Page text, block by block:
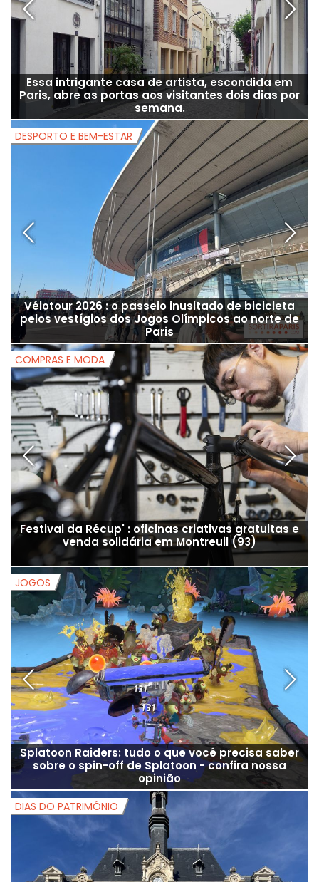
Essa intrigante casa de artista, escondida em
Paris, abre as portas aos visitantes dois dias por
semana.
Vélotour 2026 : o passeio inusitado de bicicleta
pelos vestígios dos Jogos Olímpicos ao norte de
Paris
DESPORTO E BEM-ESTAR
Festival da Récup' : oficinas criativas gratuitas e
venda solidária em Montreuil (93)
COMPRAS E MODA
Splatoon Raiders: tudo o que você precisa saber
sobre o spin-off de Splatoon - confira nossa
opinião
JOGOS
DIAS DO PATRIMÓNIO